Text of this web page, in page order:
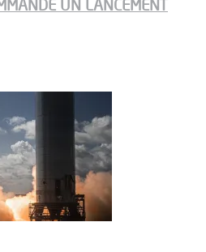
UN LANCEMENT